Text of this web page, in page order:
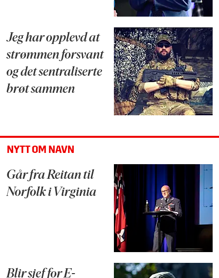
Jeg har opplevd at
strømmen forsvant
og det sentraliserte
brøt sammen
NYTT OM NAVN
Går fra Reitan til
Norfolk i Virginia
Blir sjef for E-